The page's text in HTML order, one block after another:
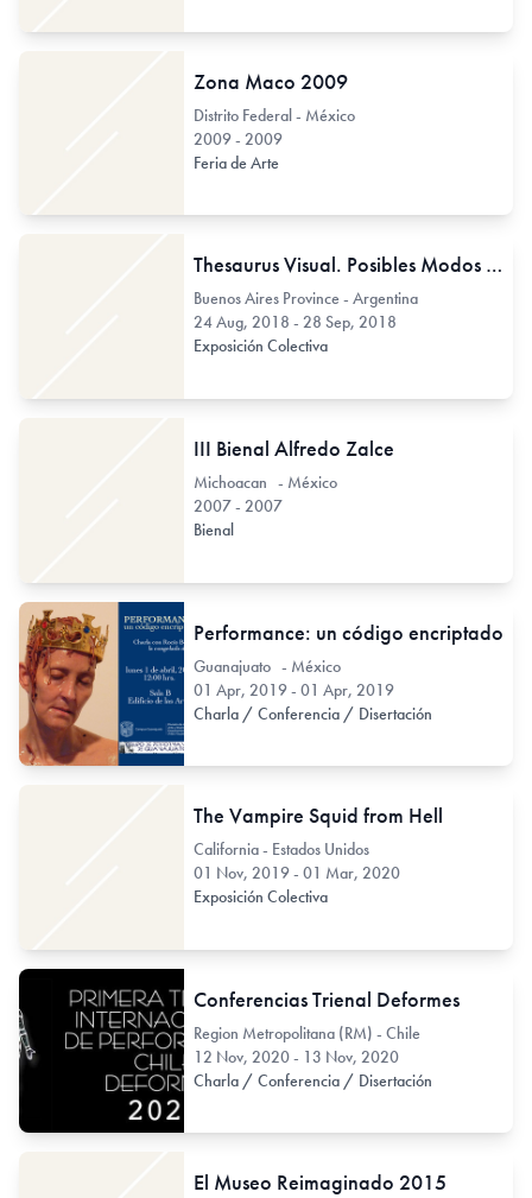
Zona Maco 2009
Distrito Federal - México
2009 - 2009
Feria de Arte
Thesaurus Visual. Posibles Modos del Intervalo
Buenos Aires Province - Argentina
24 Aug, 2018 - 28 Sep, 2018
Exposición Colectiva
III Bienal Alfredo Zalce
Michoacan - México
2007 - 2007
Bienal
Performance: un código encriptado
Guanajuato - México
01 Apr, 2019 - 01 Apr, 2019
Charla / Conferencia / Disertación
The Vampire Squid from Hell
California - Estados Unidos
01 Nov, 2019 - 01 Mar, 2020
Exposición Colectiva
Conferencias Trienal Deformes
Region Metropolitana (RM) - Chile
12 Nov, 2020 - 13 Nov, 2020
Charla / Conferencia / Disertación
El Museo Reimaginado 2015